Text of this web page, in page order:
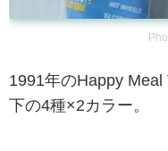
1991年のHappy
下の4種×2カラー。